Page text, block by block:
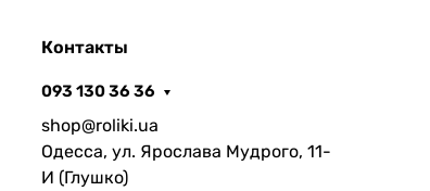
Контакты
093 130 36 36
shop@roliki.ua
Одесса, ул. Ярослава Мудрого, 11-
И (Глушко)